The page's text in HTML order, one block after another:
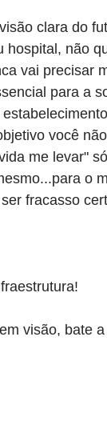
clara do
hospital, não
vai precisar
para a
você
me levar"
o
fracasso
visão, bate